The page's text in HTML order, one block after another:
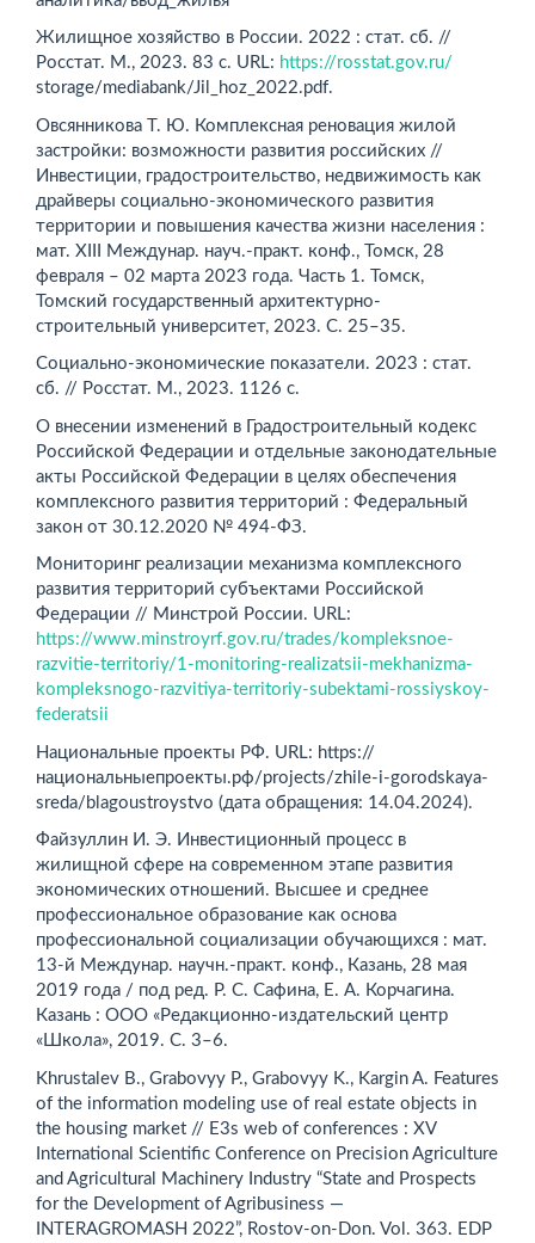
Жилищное хозяйство в России. 2022 : стат. сб. //
Росстат. M., 2023. 83 с. URL: https://rosstat.gov.ru/
storage/mediabank/Jil_hoz_2022.pdf.
Овсянникова Т. Ю. Комплексная реновация жилой
застройки: возможности развития российских //
Инвестиции, градо­строительство, недвижимость как
драйверы социально-экономического развития
территории и повышения качества жизни населения :
мат. XIII Междунар. науч.-практ. конф., Томск, 28
февраля – 02 марта 2023 года. Часть 1. Томск,
Томский государственный архитектурно-
строительный университет, 2023. С. 25–35.
Социально-экономические показатели. 2023 : стат.
сб. // Росстат. М., 2023. 1126 с.
О внесении изменений в Градостроительный кодекс
Российской Федерации и отдельные законодательные
акты Российской Федерации в целях обеспечения
комплексного развития территорий : Федеральный
закон от 30.12.2020 № 494-ФЗ.
Мониторинг реализации механизма комплексного
развития территорий субъектами Российской
Федерации // Минстрой России. URL:
https://www.minstroyrf.gov.ru/trades/kompleksnoe-
razvitie-territoriy/1-monitoring-realizatsii-mekhanizma-
kompleksnogo-razvitiya-territoriy-subektami-rossiyskoy-
federatsii
Национальные проекты РФ. URL: https://
национальныепроекты.рф/projects/zhile-i-gorodskaya-
sreda/blagoustroystvo (дата обращения: 14.04.2024).
Файзуллин И. Э. Инвестиционный процесс в
жилищной сфере на современном этапе развития
экономических отношений. Высшее и среднее
профессиональное образование как основа
профессиональной социализации обучающихся : мат.
13-й Междунар. научн.-практ. конф., Казань, 28 мая
2019 года / под ред. Р. С. Сафина, Е. А. Корчагина.
Казань : ООО «Редакционно-издательский центр
«Школа», 2019. С. 3–6.
Khrustalev B., Grabovyу P., Grabovyу K., Kargin A. Features
of the information modeling use of real estate objects in
the housing market // E3s web of conferences : XV
International Scientific Conference on Precision Agriculture
and Agricultural Machinery Industry “State and Prospects
for the Development of Agribusiness —
INTERAGROMASH 2022”, Rostov-on-Don. Vol. 363. EDP